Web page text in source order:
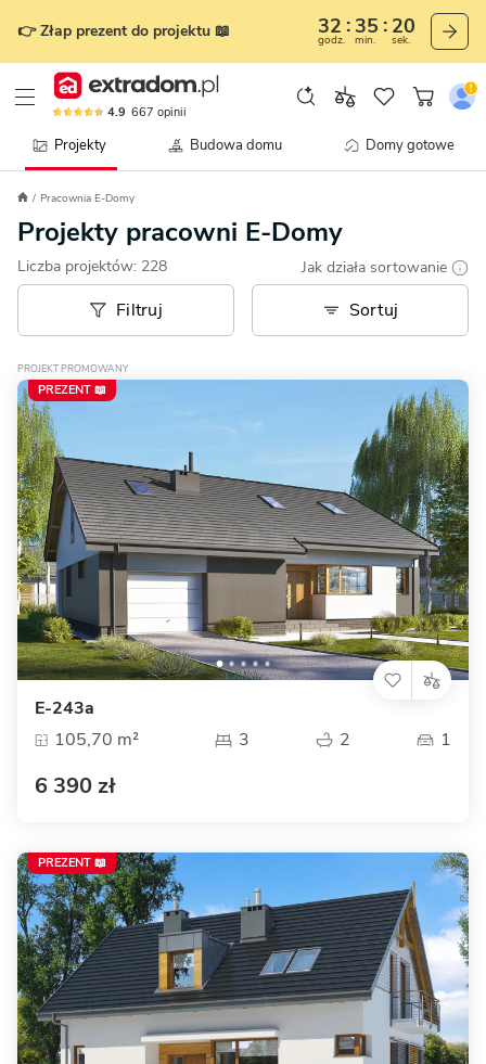
👉 Złap prezent do projektu 📖 32
godz.
35
min.
17
sek.
4.9 667 opinii
Projekty Budowa domu Domy gotowe
Pracownia E-Domy
Projekty pracowni E-Domy
Liczba projektów: 228 Jak działa sortowanie
Filtruj Sortuj
PROJEKT PROMOWANY
E-243a
105,70 m²
3 2 1
6 390 zł
PREZENT 📖
PREZENT 📖